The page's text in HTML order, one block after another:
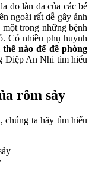
do làn da của các bé
ngoài rất dễ gây ảnh
trong những bệnh
Có nhiều phụ huynh
nào để đề phòng
Diệp An Nhi tìm hiểu
rôm sảy
, chúng ta hãy tìm hiểu